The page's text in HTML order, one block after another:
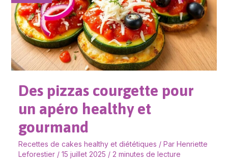
Des pizzas courgette pour
un apéro healthy et
gourmand
Recettes de cakes healthy et diététiques / Par Henriette
Leforestier / 15 juillet 2025 / 2 minutes de lecture
pour
un
apéro
healthy
et